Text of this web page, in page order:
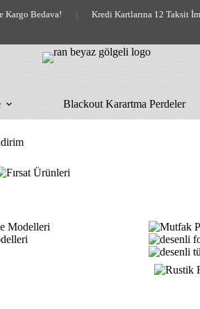
Kargo Bedava! | Kredi Kartlarına 12 Taksit
Blackout Karartma Perdeler